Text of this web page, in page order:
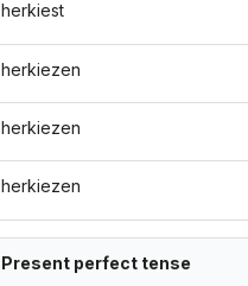
herkiest
herkiezen
herkiezen
herkiezen
Present perfect tense